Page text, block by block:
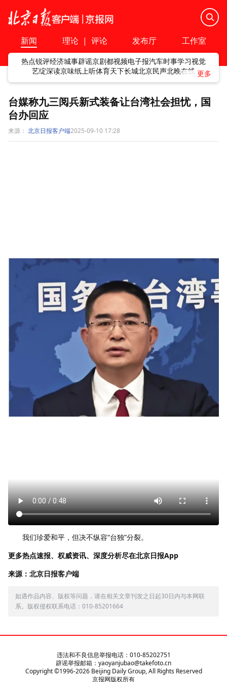
新闻 理论 | 评论 发布厅 工作室
热点锐评经济城事辟谣京剧都视频电子报汽车时事学习视觉
艺绽深读京味纸上听体育天下长城北京民声北晚在线
台媒称九三阅兵新式装备让台湾社会担忧，国
台办回应
来源： 北京日报客户端2025-09-10 17:28
我们珍爱和平，但决不纵容“台独”分裂。
更多热点速报、权威资讯、深度分析尽在北京日报App
来源：北京日报客户端
如遇作品内容、版权等问题，请在相关文章刊发之日起30日内与本网联
系。版权侵权联系电话：010-85201664
违法和不良信息举报电话：010-85202751
辟谣举报邮箱：yaoyanjubao@takefoto.cn
Copyright ©1996-2026Beijing Daily Group, All Rights Reserved
京报网版权所有